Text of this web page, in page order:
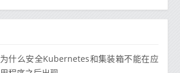
为什么安全Kubernetes和集装箱不能在应